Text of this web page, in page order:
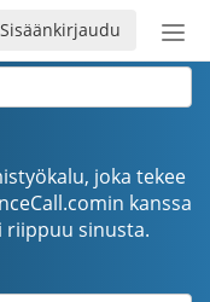
Sisäänkirjaudu
joka tekee
kanssa
riippuu sinusta.